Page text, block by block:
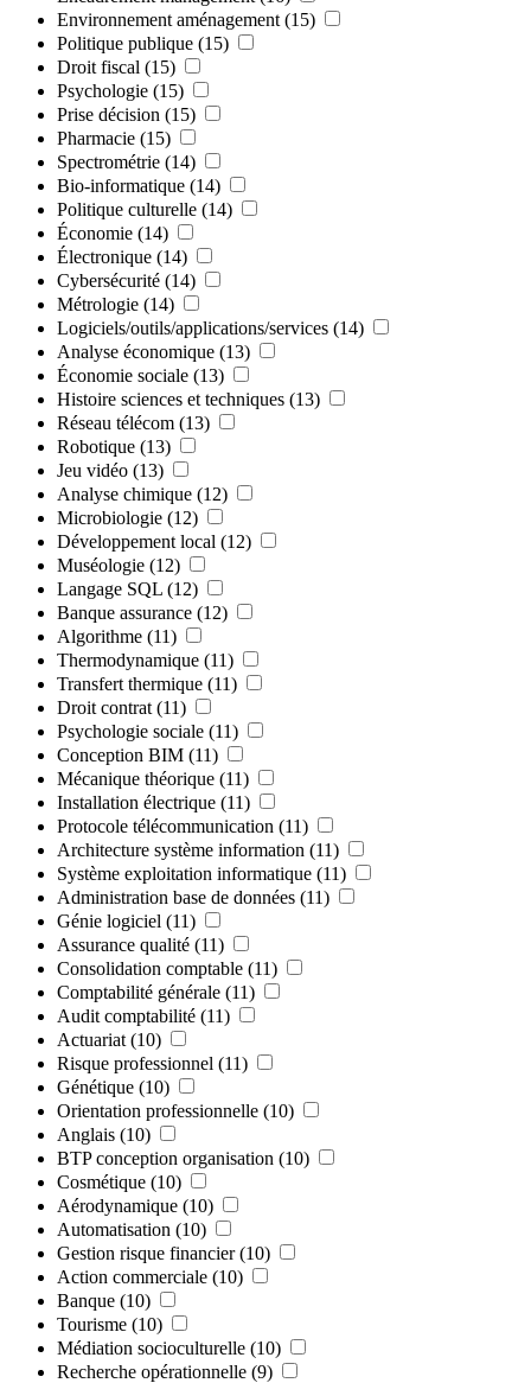
Environnement aménagement (15)
Politique publique (15)
Droit fiscal (15)
Psychologie (15)
Prise décision (15)
Pharmacie (15)
Spectrométrie (14)
Bio-informatique (14)
Politique culturelle (14)
Économie (14)
Électronique (14)
Cybersécurité (14)
Métrologie (14)
Logiciels/outils/applications/services (14)
Analyse économique (13)
Économie sociale (13)
Histoire sciences et techniques (13)
Réseau télécom (13)
Robotique (13)
Jeu vidéo (13)
Analyse chimique (12)
Microbiologie (12)
Développement local (12)
Muséologie (12)
Langage SQL (12)
Banque assurance (12)
Algorithme (11)
Thermodynamique (11)
Transfert thermique (11)
Droit contrat (11)
Psychologie sociale (11)
Conception BIM (11)
Mécanique théorique (11)
Installation électrique (11)
Protocole télécommunication (11)
Architecture système information (11)
Système exploitation informatique (11)
Administration base de données (11)
Génie logiciel (11)
Assurance qualité (11)
Consolidation comptable (11)
Comptabilité générale (11)
Audit comptabilité (11)
Actuariat (10)
Risque professionnel (11)
Génétique (10)
Orientation professionnelle (10)
Anglais (10)
BTP conception organisation (10)
Cosmétique (10)
Aérodynamique (10)
Automatisation (10)
Gestion risque financier (10)
Action commerciale (10)
Banque (10)
Tourisme (10)
Médiation socioculturelle (10)
Recherche opérationnelle (9)